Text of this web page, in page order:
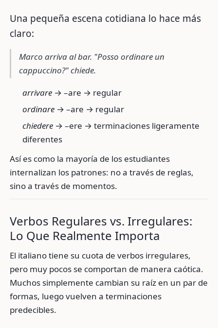
Una pequeña escena cotidiana lo hace más
claro:
Marco arriva al bar. "Posso ordinare un
cappuccino?" chiede.
arrivare → –are → regular
ordinare → –are → regular
chiedere → –ere → terminaciones ligeramente
diferentes
Así es como la mayoría de los estudiantes
internalizan los patrones: no a través de reglas,
sino a través de momentos.
Verbos Regulares vs. Irregulares:
Lo Que Realmente Importa
El italiano tiene su cuota de verbos irregulares,
pero muy pocos se comportan de manera caótica.
Muchos simplemente cambian su raíz en un par de
formas, luego vuelven a terminaciones
predecibles.